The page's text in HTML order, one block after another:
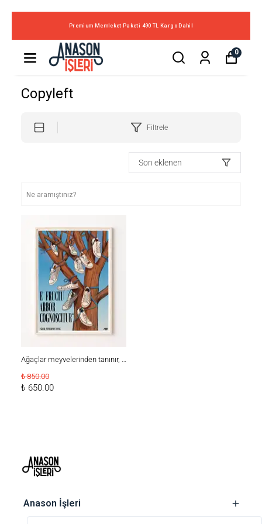
Premium Memleket Paketi 490 TL Kargo Dahil
0
Copyleft
Filtrele
Son eklenen
Ağaçlar meyvelerinden tanınır, Poster
₺ 850.00
₺ 650.00
‎ Anason İşleri